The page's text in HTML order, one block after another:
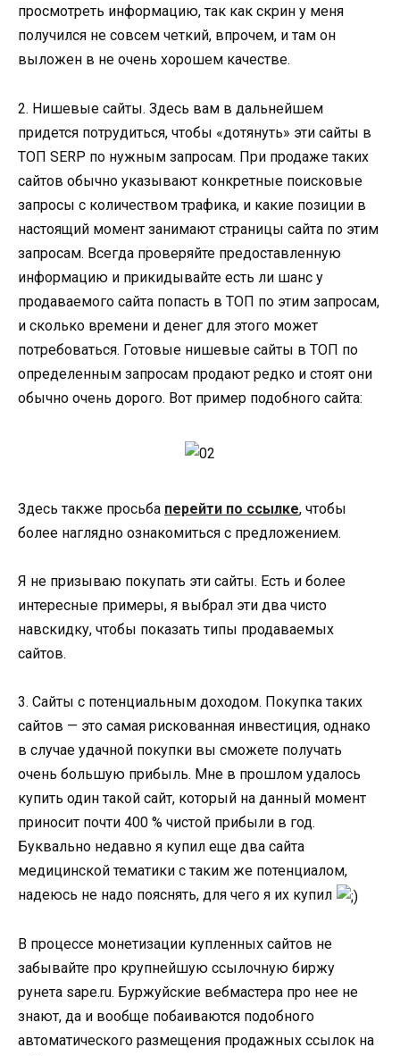
просмотреть информацию, так как скрин у меня
получился не совсем четкий, впрочем, и там он
выложен в не очень хорошем качестве.
2. Нишевые сайты. Здесь вам в дальнейшем
придется потрудиться, чтобы «дотянуть» эти сайты в
ТОП SERP по нужным запросам. При продаже таких
сайтов обычно указывают конкретные поисковые
запросы с количеством трафика, и какие позиции в
настоящий момент занимают страницы сайта по этим
запросам. Всегда проверяйте предоставленную
информацию и прикидывайте есть ли шанс у
продаваемого сайта попасть в ТОП по этим запросам,
и сколько времени и денег для этого может
потребоваться. Готовые нишевые сайты в ТОП по
определенным запросам продают редко и стоят они
обычно очень дорого. Вот пример подобного сайта:
Здесь также просьба перейти по ссылке, чтобы
более наглядно ознакомиться с предложением.
Я не призываю покупать эти сайты. Есть и более
интересные примеры, я выбрал эти два чисто
навскидку, чтобы показать типы продаваемых
сайтов.
3. Сайты с потенциальным доходом. Покупка таких
сайтов — это самая рискованная инвестиция, однако
в случае удачной покупки вы сможете получать
очень большую прибыль. Мне в прошлом удалось
купить один такой сайт, который на данный момент
приносит почти 400 % чистой прибыли в год.
Буквально недавно я купил еще два сайта
медицинской тематики с таким же потенциалом,
надеюсь не надо пояснять, для чего я их купил
В процессе монетизации купленных сайтов не
забывайте про крупнейшую ссылочную биржу
рунета sape.ru. Буржуйские вебмастера про нее не
знают, да и вообще побаиваются подобного
автоматического размещения продажных ссылок на